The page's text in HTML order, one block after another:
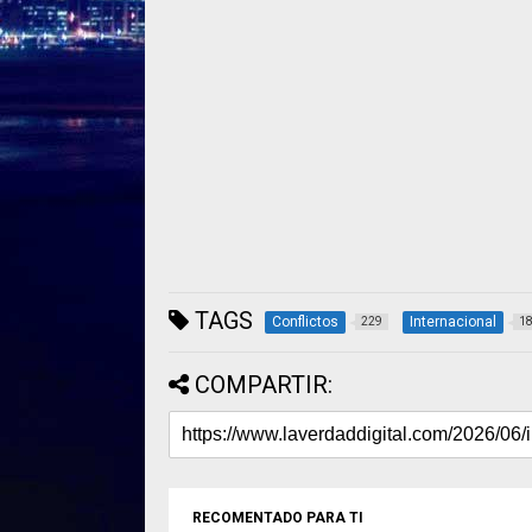
TAGS Conflictos 229 Internacional
COMPARTIR:
RECOMENTADO PARA TI